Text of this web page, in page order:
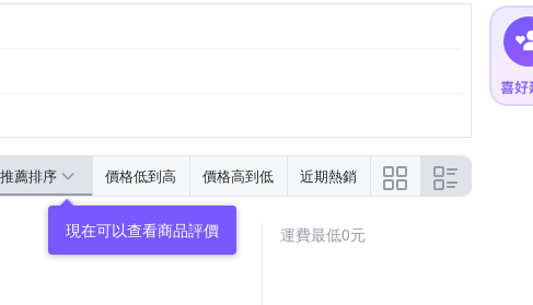
推薦排序 價格低到高 價格高到低 近期熱銷
現在可以查看商品評價 運費最低0元